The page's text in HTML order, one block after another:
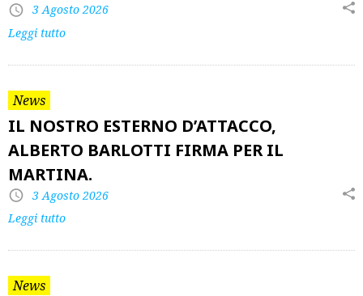
3 Agosto 2026
Leggi tutto
News
IL NOSTRO ESTERNO D’ATTACCO,
ALBERTO BARLOTTI FIRMA PER IL
MARTINA.
3 Agosto 2026
Leggi tutto
News